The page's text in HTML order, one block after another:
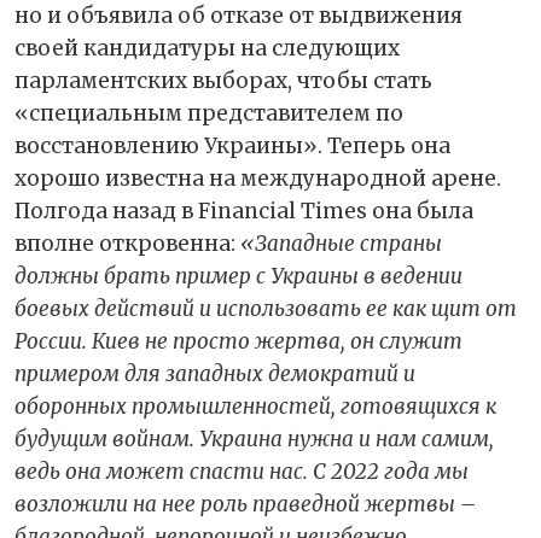
но и объявила об отказе от выдвижения
своей кандидатуры на следующих
парламентских выборах, чтобы стать
«специальным представителем по
восстановлению Украины». Теперь она
хорошо известна на международной арене.
Полгода назад в Financial Times она была
вполне откровенна: «Западные страны
должны брать пример с Украины в ведении
боевых действий и использовать ее как щит от
России. Киев не просто жертва, он служит
примером для западных демократий и
оборонных промышленностей, готовящихся к
будущим войнам. Украина нужна и нам самим,
ведь она может спасти нас. С 2022 года мы
возложили на нее роль праведной жертвы –